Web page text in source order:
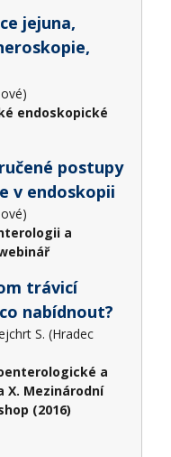
jejuna,
endoskopické
postupy
v endoskopii
a
trávicí
nabídnout?
S. (Hradec
a
X. Mezinárodní
(2016)